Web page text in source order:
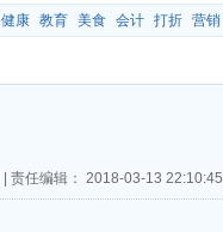
健康 教育 美食 会计 打折 营销
责任编辑： 2018-03-13 22:10:45